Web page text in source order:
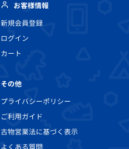
お客様情報
新規会員登録
ログイン
カート
その他
プライバシーポリシー
ご利用ガイド
古物営業法に基づく表示